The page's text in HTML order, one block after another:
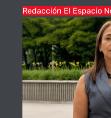
Redacción El Espacio